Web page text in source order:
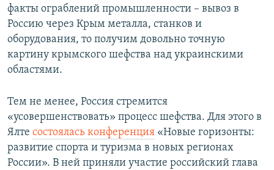
факты ограблений промышленности – вывоз в
Россию через Крым металла, станков и
оборудования, то получим довольно точную
картину крымского шефства над украинскими
областями.
Тем не менее, Россия стремится
«усовершенствовать» процесс шефства. Для этого в
Ялте состоялась конференция «Новые горизонты:
развитие спорта и туризма в новых регионах
России». В ней приняли участие российский глава